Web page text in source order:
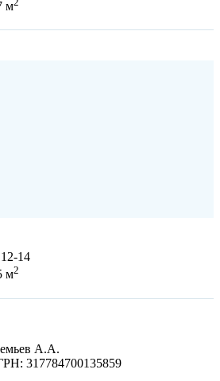
м
14
м2
А.А.
317784700135859